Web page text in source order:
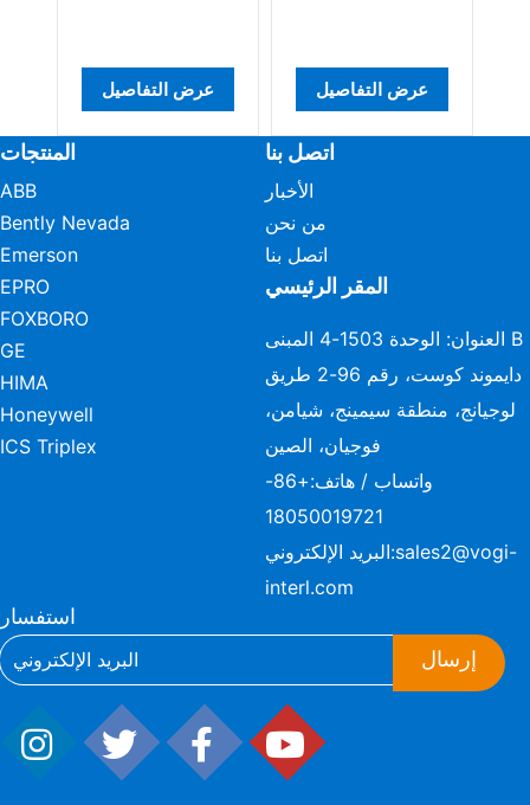
عرض التفاصيل عرض التفاصيل
المنتجات
ABB
Bently Nevada
Emerson
EPRO
FOXBORO
GE
HIMA
Honeywell
ICS Triplex
اتصل بنا
الأخبار
من نحن
اتصل بنا
المقر الرئيسي
العنوان: الوحدة 1503-4 المبنى B
دايموند كوست، رقم 96-2 طريق
لوجيانج، منطقة سيمينج، شيامن،
فوجيان، الصين
واتساب / هاتف:
+86-
18050019721
البريد الإلكتروني:sales2@vogi-
interl.com
استفسار
إرسال